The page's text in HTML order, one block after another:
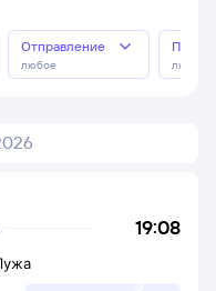
Отправление
любое любое
19:08